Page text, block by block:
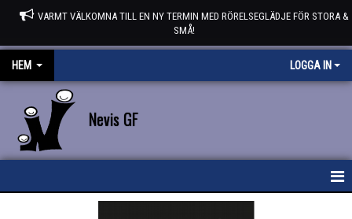
VARMT VÄLKOMNA TILL EN NY TERMIN MED RÖRELSEGLÄDJE FÖR STORA &
SMÅ!
HEM LOGGA IN
Nevis GF